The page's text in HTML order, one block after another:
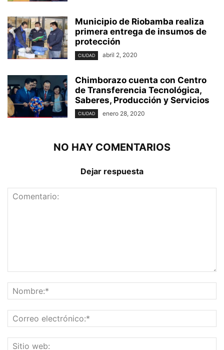
Municipio de Riobamba realiza
primera entrega de insumos de
protección
CIUDAD abril 2, 2020
Chimborazo cuenta con Centro
de Transferencia Tecnológica,
Saberes, Producción y Servicios
CIUDAD enero 28, 2020
NO HAY COMENTARIOS
Dejar respuesta